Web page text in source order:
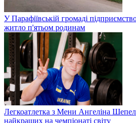
У Парафіївській громаді
житло п'ятьом родинам
Легкоатлетка з Мени Ангеліна
найкращих на чемпіонаті світу